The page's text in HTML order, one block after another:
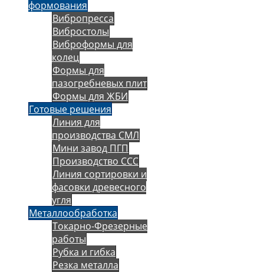
формования
Вибропресса
Вибростолы
Виброформы для
колец
Формы для
пазогребневых плит
Формы для ЖБИ
Готовые решения
Линия для
производства СМЛ
Мини завод ПГП
Производство ССС
Линия сортировки и
фасовки древесного
угля
Металлообработка
Токарно-Фрезерные
работы
Рубка и гибка
Резка металла